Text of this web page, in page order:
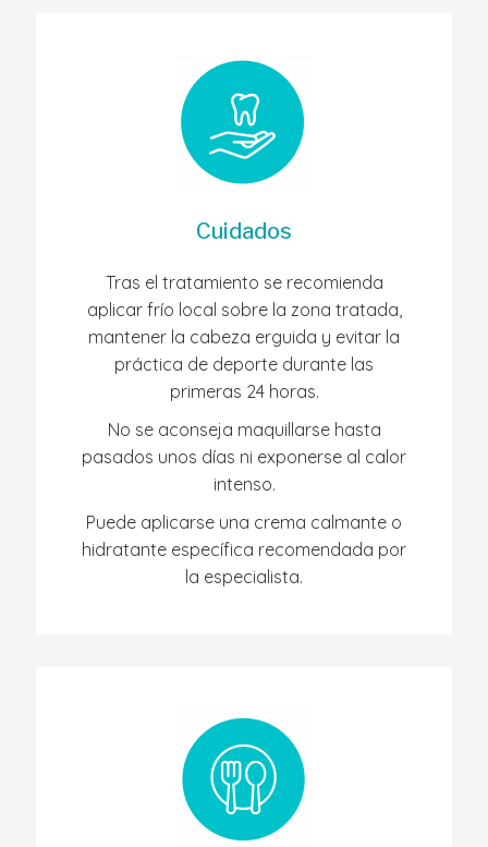
Cuidados
Tras el tratamiento se recomienda
aplicar frío local sobre la zona tratada,
mantener la cabeza erguida y evitar la
práctica de deporte durante las
primeras 24 horas.
No se aconseja maquillarse hasta
pasados unos días ni exponerse al calor
intenso.
Puede aplicarse una crema calmante o
hidratante específica recomendada por
la especialista.